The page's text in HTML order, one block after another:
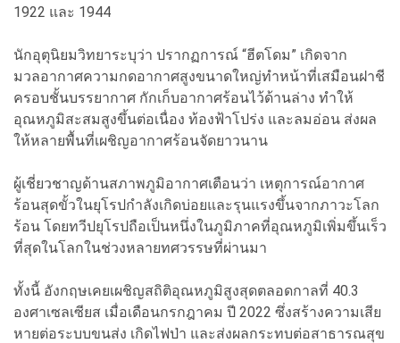
1922 และ 1944
นักอุตุนิยมวิทยาระบุว่า ปรากฏการณ์ “ฮีตโดม” เกิดจาก
มวลอากาศความกดอากาศสูงขนาดใหญ่ทำหน้าที่เสมือนฝาชี
ครอบชั้นบรรยากาศ กักเก็บอากาศร้อนไว้ด้านล่าง ทำให้
อุณหภูมิสะสมสูงขึ้นต่อเนื่อง ท้องฟ้าโปร่ง และลมอ่อน ส่งผล
ให้หลายพื้นที่เผชิญอากาศร้อนจัดยาวนาน
ผู้เชี่ยวชาญด้านสภาพภูมิอากาศเตือนว่า เหตุการณ์อากาศ
ร้อนสุดขั้วในยุโรปกำลังเกิดบ่อยและรุนแรงขึ้นจากภาวะโลก
ร้อน โดยทวีปยุโรปถือเป็นหนึ่งในภูมิภาคที่อุณหภูมิเพิ่มขึ้นเร็ว
ที่สุดในโลกในช่วงหลายทศวรรษที่ผ่านมา
ทั้งนี้ อังกฤษเคยเผชิญสถิติอุณหภูมิสูงสุดตลอดกาลที่ 40.3
องศาเซลเซียส เมื่อเดือนกรกฎาคม ปี 2022 ซึ่งสร้างความเสีย
หายต่อระบบขนส่ง เกิดไฟป่า และส่งผลกระทบต่อสาธารณสุข